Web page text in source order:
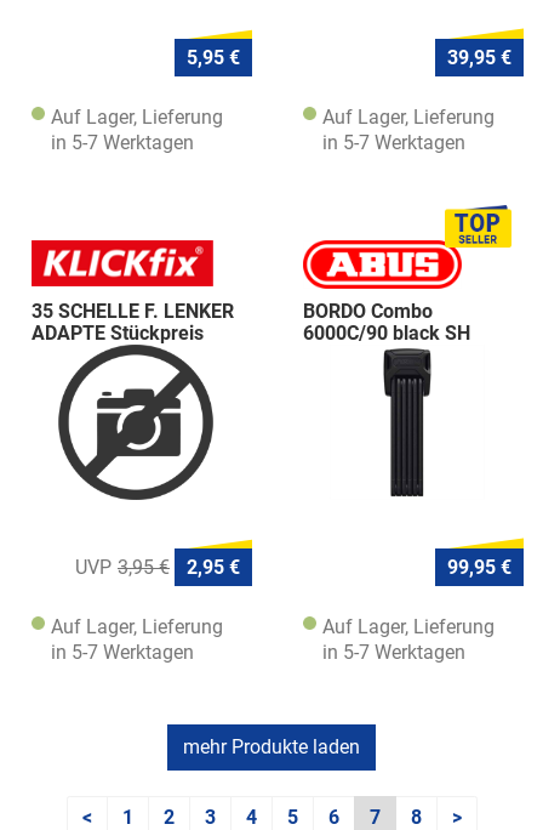
5,95 €
Auf Lager, Lieferung
in 5-7 Werktagen
39,95 €
Auf Lager, Lieferung
in 5-7 Werktagen
35 SCHELLE F. LENKER
ADAPTE Stückpreis
3,95 € 2,95 €
Auf Lager, Lieferung
in 5-7 Werktagen
BORDO Combo
6000C/90 black SH
99,95 €
Auf Lager, Lieferung
in 5-7 Werktagen
mehr Produkte laden
< 1 2 3 4 5 6 7 8 >